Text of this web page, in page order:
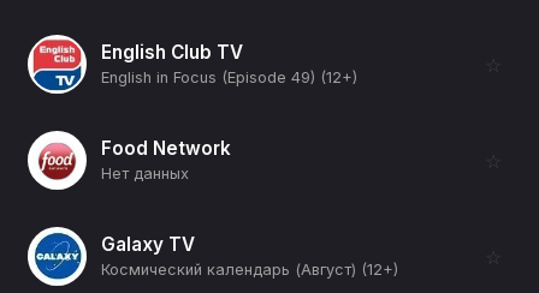
English Club TV
English in Focus (Episode 49) (12+)
☆
Food Network
Нет данных
☆
Galaxy TV
Космический календарь (Август) (12+)
☆